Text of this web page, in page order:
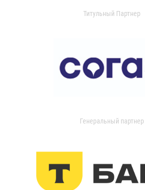
Титульный Партнер
Генеральный партнер